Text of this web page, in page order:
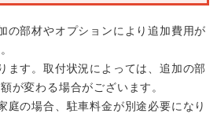
の部材やオプションにより追加費用が
ます。取付状況によっては、追加の部
が変わる場合がございます。
庭の場合、駐車料金が別途必要になり